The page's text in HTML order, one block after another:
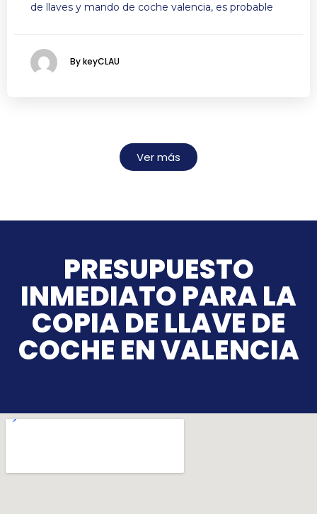
de llaves y mando de coche valencia, es probable
By keyCLAU
Ver más
PRESUPUESTO
INMEDIATO PARA LA
COPIA DE LLAVE DE
COCHE EN VALENCIA